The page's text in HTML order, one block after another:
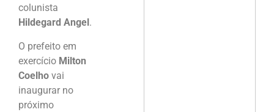
colunista
Hildegard Angel .
O prefeito em
exercício Milton
Coelho vai
inaugurar no
próximo